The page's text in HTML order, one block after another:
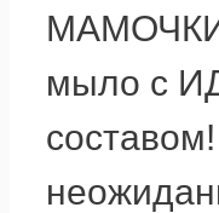
МАМОЧКИ
мыло с